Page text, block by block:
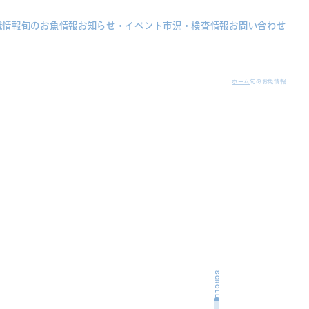
情報旬のお魚情報お知らせ・イベント市況・検査情報お問い合わせ
ホーム旬のお魚情報
SCROLL